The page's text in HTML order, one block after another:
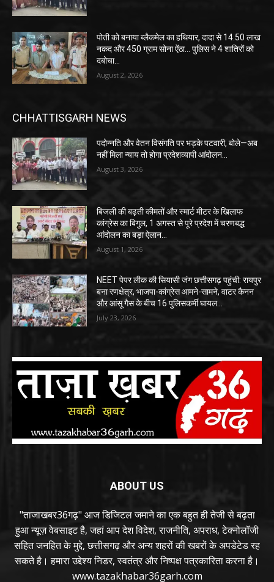
पोती को बनाया ब्लैकमेल का हथियार, दादा से 14.50 लाख
नकद और 450 ग्राम सोना ऐंठा… पुलिस ने 4 शातिरों को
दबोचा…
August 2, 2026
CHHATTISGARH NEWS
पदोन्नति और वेतन विसंगति पर भड़के पटवारी, बोले—अब
नहीं मिला न्याय तो होगा प्रदेशव्यापी आंदोलन…
August 3, 2026
बिजली की बढ़ती कीमतों और स्मार्ट मीटर के खिलाफ
कांग्रेस का बिगुल, 1 अगस्त से पूरे प्रदेश में चरणबद्ध
आंदोलन का बड़ा ऐलान…
August 1, 2026
NEET पेपर लीक की सियासी जंग छत्तीसगढ़ पहुंची: रायपुर
बना रणक्षेत्र, भाजपा-कांग्रेस आमने-सामने, वाटर कैनन
और आंसू गैस के बीच 16 पुलिसकर्मी घायल…
July 23, 2026
ABOUT US
"ताजाखबर36गढ़" आज डिजिटल जमाने का एक बहुत ही तेजी से बढ़ता
हुआ न्यूज़ वेबसाइट है, जहां आप देश विदेश, राजनीति, अपराध, टेक्नोलॉजी
सहित जनहित के मुद्दे, छत्तीसगढ़ और अन्य शहरों की खबरों के अपडेटेड रह
सकते है। हमारा उद्देश्य निडर, स्वतंत्र और निष्पक्ष पत्रकारिता करना है।
www.tazakhabar36garh.com